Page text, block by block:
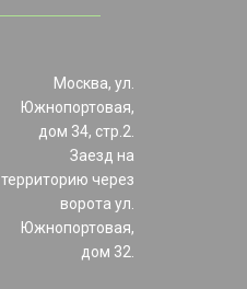
Москва, ул.
Южнопортовая,
дом 34, стр.2.
Заезд на
территорию через
ворота ул.
Южнопортовая,
дом 32.